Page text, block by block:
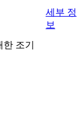
조기
세부 정
보